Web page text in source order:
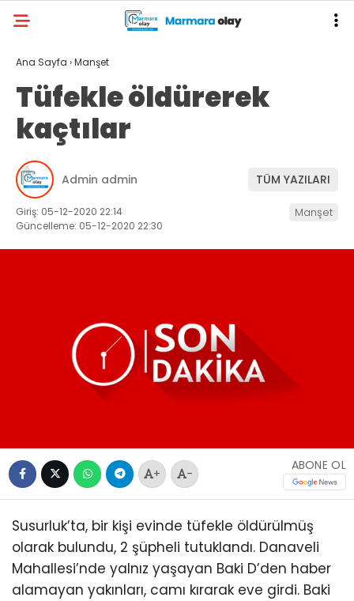
Ana Sayfa ›Manşet
Tüfekle öldürerek
kaçtılar
Admin admin TÜM YAZILARI
Giriş: 05-12-2020 22:14
Güncelleme: 05-12-2020 22:30
Manşet
+ -
ABONE OL
Susurluk’ta, bir kişi evinde tüfekle öldürülmüş
olarak bulundu, 2 şüpheli tutuklandı. Danaveli
Mahallesi’nde yalnız yaşayan Baki D’den haber
alamayan yakınları, camı kırarak eve girdi. Baki